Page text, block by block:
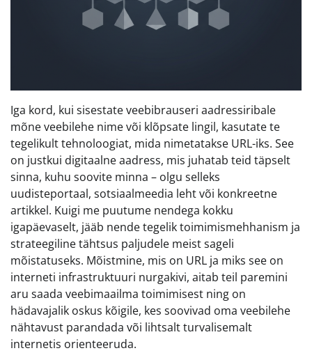
Iga kord, kui sisestate veebibrauseri aadressiribale
mõne veebilehe nime või klõpsate lingil, kasutate te
tegelikult tehnoloogiat, mida nimetatakse URL-iks. See
on justkui digitaalne aadress, mis juhatab teid täpselt
sinna, kuhu soovite minna – olgu selleks
uudisteportaal, sotsiaalmeedia leht või konkreetne
artikkel. Kuigi me puutume nendega kokku
igapäevaselt, jääb nende tegelik toimimismehhanism ja
strateegiline tähtsus paljudele meist sageli
mõistatuseks. Mõistmine, mis on URL ja miks see on
interneti infrastruktuuri nurgakivi, aitab teil paremini
aru saada veebimaailma toimimisest ning on
hädavajalik oskus kõigile, kes soovivad oma veebilehe
nähtavust parandada või lihtsalt turvalisemalt
internetis orienteeruda.